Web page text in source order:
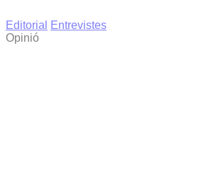
Editorial
Entrevistes
Opinió